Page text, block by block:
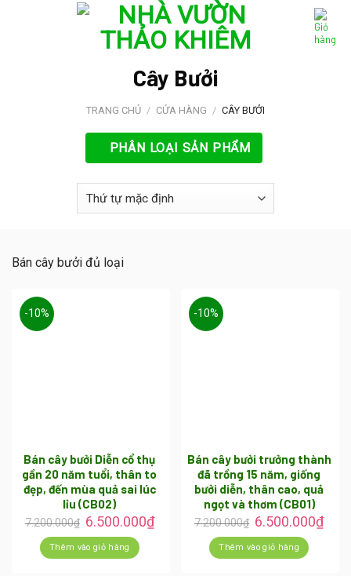
Cây Bưởi
TRANG CHỦ / CỬA HÀNG / CÂY BƯỞI
PHÂN LOẠI SẢN PHẨM
Bán cây bưởi đủ loại
-10%
Bán cây bưởi Diễn cổ thụ
gần 20 năm tuổi, thân to
đẹp, đến mùa quả sai lúc
lỉu (CB02)
7.200.000₫ 6.500.000₫
Thêm vào giỏ hàng
-10%
Bán cây bưởi trưởng thành
đã trồng 15 năm, giống
bưởi diễn, thân cao, quả
ngọt và thơm (CB01)
7.200.000₫ 6.500.000₫
Thêm vào giỏ hàng